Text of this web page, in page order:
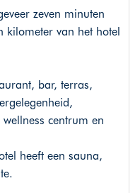
zeven minuten
kilometer van het hotel
bar, terras,
centrum en
heeft een sauna,